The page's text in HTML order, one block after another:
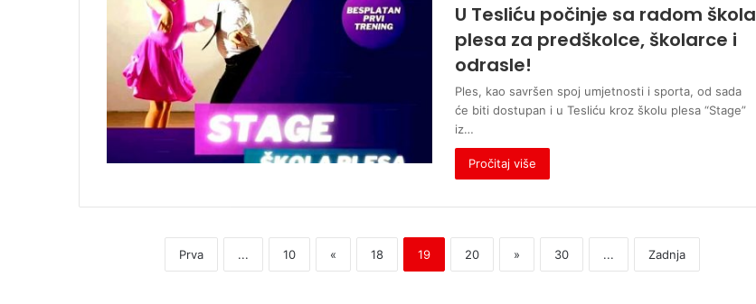
U Tesliću počinje sa radom škola
plesa za predškolce, školarce i
odrasle!
Ples, kao savršen spoj umjetnosti i sporta, od sada
će biti dostupan i u Tesliću kroz školu plesa “Stage”
iz…
Pročitaj više
Prva ... 10 « 18 19 20 » 30 ... Zadnja